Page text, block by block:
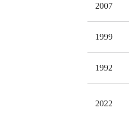
2007
1999
1992
2022